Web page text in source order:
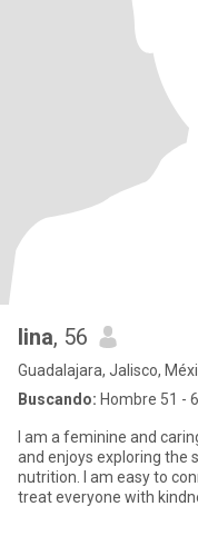
lina, 56
Guadalajara, Jalisco,
Buscando: Hombre 51 -
I am a feminine and
and enjoys exploring the
nutrition. I am easy to
treat everyone with